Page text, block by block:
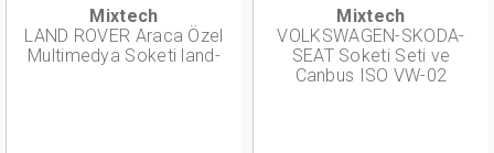
Mixtech
LAND ROVER Araca Özel
Multimedya Soketi land-
Mixtech
VOLKSWAGEN-SKODA-
SEAT Soketi Seti ve
Canbus ISO VW-02